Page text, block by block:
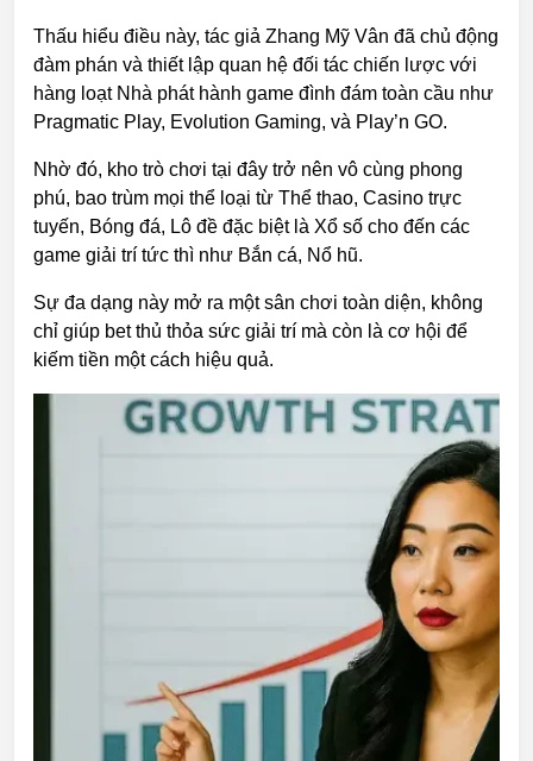
Thấu hiểu điều này, tác giả Zhang Mỹ Vân đã chủ động
đàm phán và thiết lập quan hệ đối tác chiến lược với
hàng loạt Nhà phát hành game đình đám toàn cầu như
Pragmatic Play, Evolution Gaming, và Play’n GO.
Nhờ đó, kho trò chơi tại đây trở nên vô cùng phong
phú, bao trùm mọi thể loại từ Thể thao, Casino trực
tuyến, Bóng đá, Lô đề đặc biệt là Xổ số cho đến các
game giải trí tức thì như Bắn cá, Nổ hũ.
Sự đa dạng này mở ra một sân chơi toàn diện, không
chỉ giúp bet thủ thỏa sức giải trí mà còn là cơ hội để
kiếm tiền một cách hiệu quả.